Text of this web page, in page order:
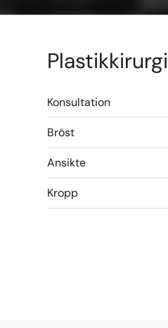
Plastikkirurgi
Konsultation
Bröst
Ansikte
Kropp